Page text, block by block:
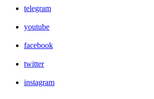
telegram
youtube
facebook
twitter
instagram